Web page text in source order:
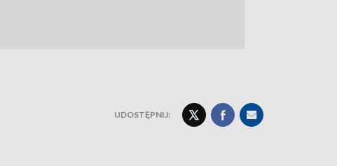
UDOSTĘPNIJ: